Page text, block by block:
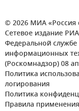
© 2026 МИА «Россия
Сетевое издание
Федеральной
информационных
(Роскомнадзор) 08
Политика
логирования
Политика
Правила